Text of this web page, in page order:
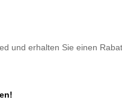
und erhalten Sie einen